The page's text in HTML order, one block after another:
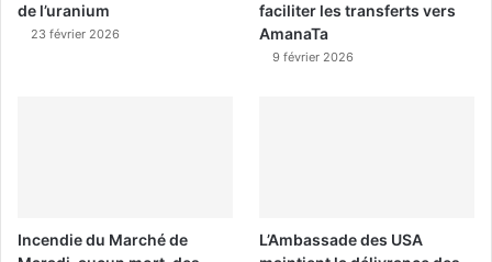
de l’uranium
23 février 2026
faciliter les transferts vers
AmanaTa
9 février 2026
Incendie du Marché de
L’Ambassade des USA